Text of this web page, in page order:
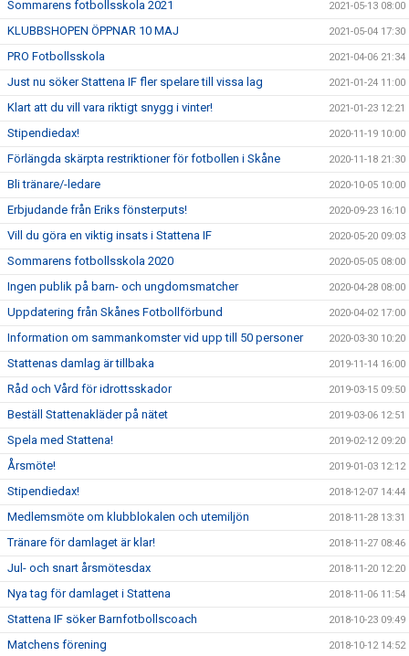
Sommarens fotbollsskola 2021 2021-05-13 08:00
KLUBBSHOPEN ÖPPNAR 10 MAJ 2021-05-04 17:30
PRO Fotbollsskola 2021-04-06 21:34
Just nu söker Stattena IF fler spelare till vissa lag 2021-01-24 11:00
Klart att du vill vara riktigt snygg i vinter! 2021-01-23 12:21
Stipendiedax! 2020-11-19 10:00
Förlängda skärpta restriktioner för fotbollen i Skåne 2020-11-18 21:30
Bli tränare/-ledare 2020-10-05 10:00
Erbjudande från Eriks fönsterputs! 2020-09-23 16:10
Vill du göra en viktig insats i Stattena IF 2020-05-20 09:03
Sommarens fotbollsskola 2020 2020-05-05 08:00
Ingen publik på barn- och ungdomsmatcher 2020-04-28 08:00
Uppdatering från Skånes Fotbollförbund 2020-04-02 17:00
Information om sammankomster vid upp till 50 personer 2020-03-30 10:20
Stattenas damlag är tillbaka 2019-11-14 16:00
Råd och Vård för idrottsskador 2019-03-15 09:50
Beställ Stattenakläder på nätet 2019-03-06 12:51
Spela med Stattena! 2019-02-12 09:20
Årsmöte! 2019-01-03 12:12
Stipendiedax! 2018-12-07 14:44
Medlemsmöte om klubblokalen och utemiljön 2018-11-28 13:31
Tränare för damlaget är klar! 2018-11-27 08:46
Jul- och snart årsmötesdax 2018-11-20 12:20
Nya tag för damlaget i Stattena 2018-11-06 11:54
Stattena IF söker Barnfotbollscoach 2018-10-23 09:49
Matchens förening 2018-10-12 14:52